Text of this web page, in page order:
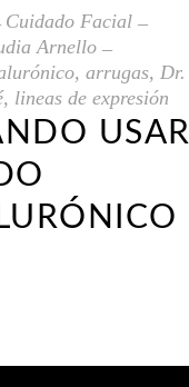
Cuidado Facial
Arnello
, arrugas, Dr.
, lineas de expresión
USAR